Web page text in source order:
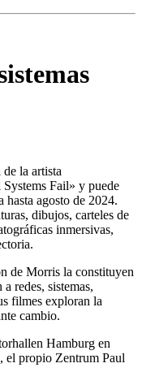
de la artista
Fail» y puede
hasta agosto de 2024.
dibujos, carteles de
inmersivas,
de Morris la constituyen
redes, sistemas,
filmes exploran la
cambio.
Hamburg en
el propio Zentrum Paul